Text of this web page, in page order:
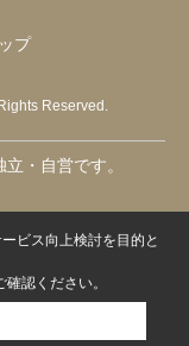
プ
Reserved.
・自営です。
ビス向上検討を目的と
確認ください。